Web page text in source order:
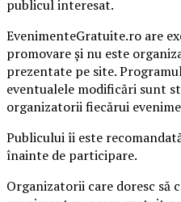
publicul interesat.
EvenimenteGratuite.ro are
promovare și nu este
prezentate pe site.
eventualele modificări sunt
organizatorii fiecărui
Publicului îi este
înainte de participare.
Organizatorii care doresc să